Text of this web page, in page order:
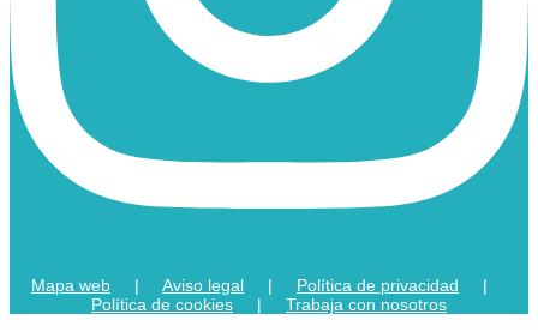
Mapa web | Aviso legal | Política de privacidad |
Política de cookies | Trabaja con nosotros